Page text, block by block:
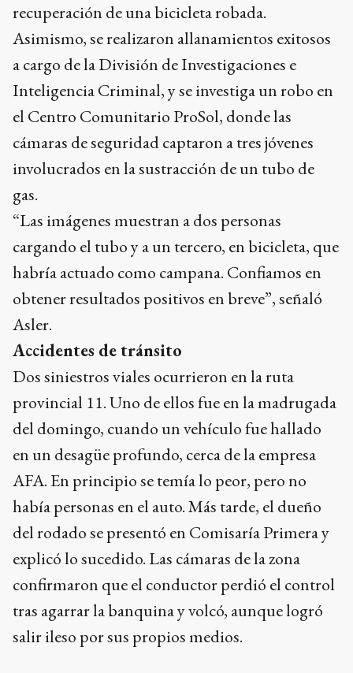
recuperación de una bicicleta robada.
Asimismo, se realizaron allanamientos exitosos
a cargo de la División de Investigaciones e
Inteligencia Criminal, y se investiga un robo en
el Centro Comunitario ProSol, donde las
cámaras de seguridad captaron a tres jóvenes
involucrados en la sustracción de un tubo de
gas.
“Las imágenes muestran a dos personas
cargando el tubo y a un tercero, en bicicleta, que
habría actuado como campana. Confiamos en
obtener resultados positivos en breve”, señaló
Asler.
Accidentes de tránsito
Dos siniestros viales ocurrieron en la ruta
provincial 11. Uno de ellos fue en la madrugada
del domingo, cuando un vehículo fue hallado
en un desagüe profundo, cerca de la empresa
AFA. En principio se temía lo peor, pero no
había personas en el auto. Más tarde, el dueño
del rodado se presentó en Comisaría Primera y
explicó lo sucedido. Las cámaras de la zona
confirmaron que el conductor perdió el control
tras agarrar la banquina y volcó, aunque logró
salir ileso por sus propios medios.